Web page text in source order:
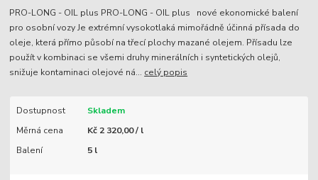
PRO-LONG - OIL plus PRO-LONG - OIL plus nové ekonomické balení
pro osobní vozy Je extrémní vysokotlaká mimořádně účinná přísada do
oleje, která přímo působí na třecí plochy mazané olejem. Přísadu lze
použít v kombinaci se všemi druhy minerálních i syntetických olejů,
snižuje kontaminaci olejové ná... celý popis
Dostupnost
Skladem
Měrná cena
Kč 2 320,00 / l
Balení
5 l